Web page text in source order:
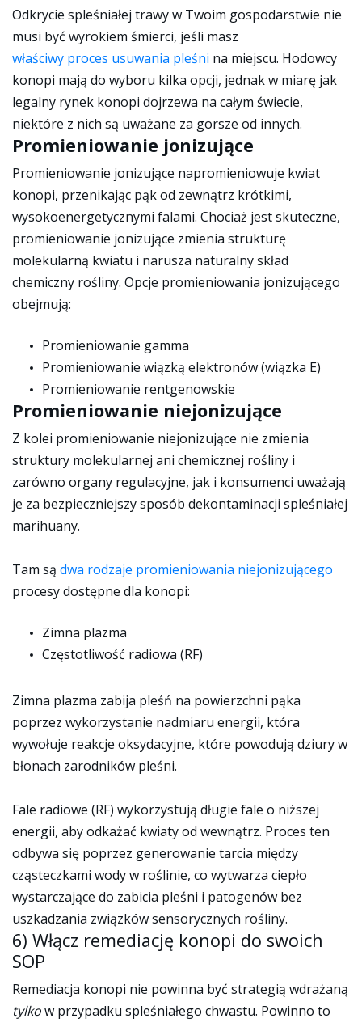
Odkrycie spleśniałej trawy w Twoim gospodarstwie nie
musi być wyrokiem śmierci, jeśli masz
właściwy proces usuwania pleśni na miejscu. Hodowcy
konopi mają do wyboru kilka opcji, jednak w miarę jak
legalny rynek konopi dojrzewa na całym świecie,
niektóre z nich są uważane za gorsze od innych.
Promieniowanie jonizujące
Promieniowanie jonizujące napromieniowuje kwiat
konopi, przenikając pąk od zewnątrz krótkimi,
wysokoenergetycznymi falami. Chociaż jest skuteczne,
promieniowanie jonizujące zmienia strukturę
molekularną kwiatu i narusza naturalny skład
chemiczny rośliny. Opcje promieniowania jonizującego
obejmują:
Promieniowanie gamma
Promieniowanie wiązką elektronów (wiązka E)
Promieniowanie rentgenowskie
Promieniowanie niejonizujące
Z kolei promieniowanie niejonizujące nie zmienia
struktury molekularnej ani chemicznej rośliny i
zarówno organy regulacyjne, jak i konsumenci uważają
je za bezpieczniejszy sposób dekontaminacji spleśniałej
marihuany.
Tam są dwa rodzaje promieniowania niejonizującego
procesy dostępne dla konopi:
Zimna plazma
Częstotliwość radiowa (RF)
Zimna plazma zabija pleśń na powierzchni pąka
poprzez wykorzystanie nadmiaru energii, która
wywołuje reakcje oksydacyjne, które powodują dziury w
błonach zarodników pleśni.
Fale radiowe (RF) wykorzystują długie fale o niższej
energii, aby odkażać kwiaty od wewnątrz. Proces ten
odbywa się poprzez generowanie tarcia między
cząsteczkami wody w roślinie, co wytwarza ciepło
wystarczające do zabicia pleśni i patogenów bez
uszkadzania związków sensorycznych rośliny.
6) Włącz remediację konopi do swoich
SOP
Remediacja konopi nie powinna być strategią wdrażaną
tylkow przypadku spleśniałego chwastu. Powinno to